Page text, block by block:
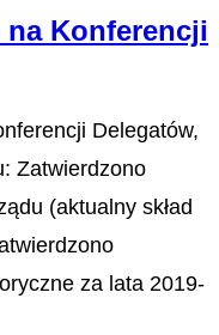
na Konferencji
Delegatów,
Zatwierdzono
(aktualny skład
za lata 2019-